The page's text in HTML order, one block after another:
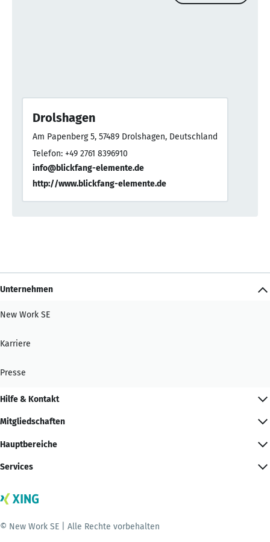
Drolshagen
Am Papenberg 5, 57489 Drolshagen, Deutschland
Telefon: +49 2761 8396910
info@blickfang-elemente.de
http://www.blickfang-elemente.de
Unternehmen
New Work SE
Karriere
Presse
Hilfe & Kontakt
Mitgliedschaften
Hauptbereiche
Services
© New Work SE | Alle Rechte vorbehalten